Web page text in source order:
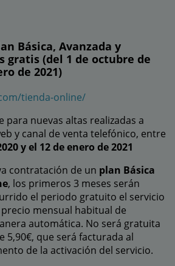
Básica, Avanzada y
gratis (del 1 de octubre de
de 2021)
tienda-online/
para nuevas altas realizadas a
y canal de venta telefónico, entre
y el 12 de enero de 2021
contratación de un plan Básica
, los primeros 3 meses serán
el periodo gratuito el servicio
mensual habitual de
automática. No será gratuita
5,90€, que será facturada al
de la activación del servicio.